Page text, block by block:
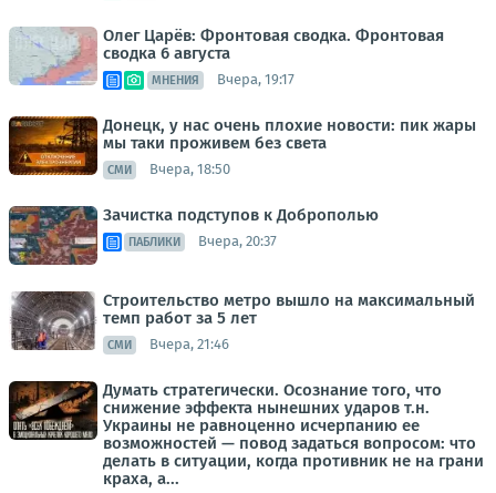
Олег Царёв: Фронтовая сводка. Фронтовая
сводка 6 августа
МНЕНИЯ Вчера, 19:17
Донецк, у нас очень плохие новости: пик жары
мы таки проживем без света
СМИ Вчера, 18:50
Зачистка подступов к Доброполью
ПАБЛИКИ Вчера, 20:37
Строительство метро вышло на максимальный
темп работ за 5 лет
СМИ Вчера, 21:46
Думать стратегически. Осознание того, что
снижение эффекта нынешних ударов т.н.
Украины не равноценно исчерпанию ее
возможностей — повод задаться вопросом: что
делать в ситуации, когда противник не на грани
краха, а...